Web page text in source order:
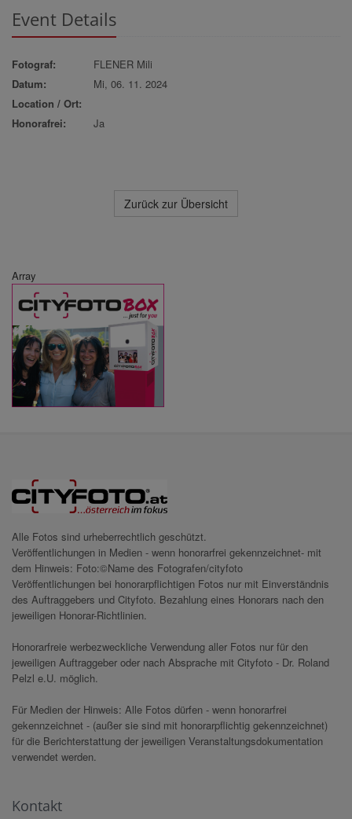
Event Details
Fotograf:
FLENER Mili
Datum:
Mi, 06. 11. 2024
Location / Ort:
Honorafrei:
Ja
Zurück zur Übersicht
Array
Alle Fotos sind urheberrechtlich geschützt.
Veröffentlichungen in Medien - wenn honorarfrei gekennzeichnet- mit
dem Hinweis: Foto:©Name des Fotografen/cityfoto
Veröffentlichungen bei honorarpflichtigen Fotos nur mit Einverständnis
des Auftraggebers und Cityfoto. Bezahlung eines Honorars nach den
jeweiligen Honorar-Richtlinien.
Honorarfreie werbezweckliche Verwendung aller Fotos nur für den
jeweiligen Auftraggeber oder nach Absprache mit Cityfoto - Dr. Roland
Pelzl e.U. möglich.
Für Medien der Hinweis: Alle Fotos dürfen - wenn honorarfrei
gekennzeichnet - (außer sie sind mit honorarpflichtig gekennzeichnet)
für die Berichterstattung der jeweiligen Veranstaltungsdokumentation
verwendet werden.
Kontakt